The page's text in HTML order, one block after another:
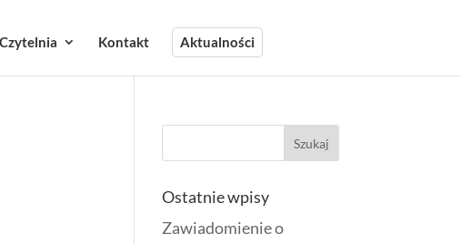
Czytelnia Kontakt Aktualności
Ostatnie wpisy
Zawiadomienie o